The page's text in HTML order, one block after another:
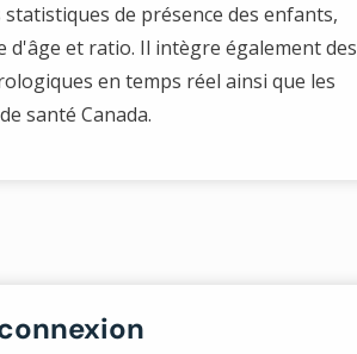
de présence des enfants,
et ratio. Il intègre également des
en temps réel ainsi que les
santé Canada.